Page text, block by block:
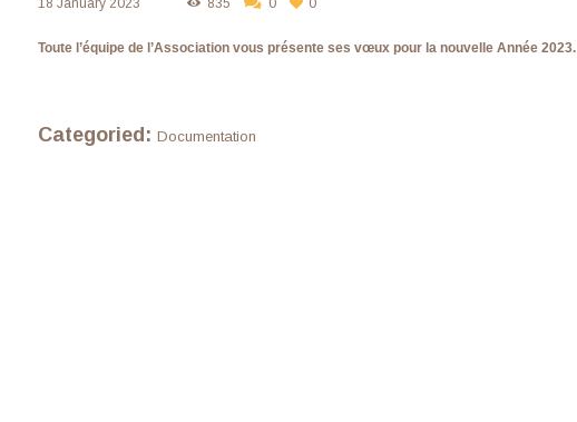
18 January 2023 835 0 0
Toute l’équipe de l’Association vous présente ses vœux pour la nouvelle Année 2023.
Categoried: Documentation